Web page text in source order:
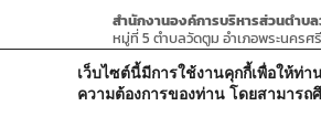
สำนักงานองค์การบริหารส่วนตำบ
หมู่ที่ 5 ตำบลวัดตูม อำเภอพระนคร
โทรศัพท์ : 0-3570-4758
โทรสาร : 0-3570-4761
อีเมล์ :pr-wattum@hotmail.com
เว็บไซต์นี้มีการใช้งานคุกกี้เพื่อให้ท่
ความต้องการของท่าน โดยสามารถ